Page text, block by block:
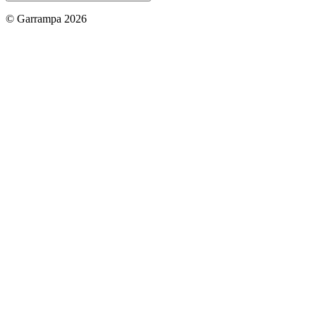
© Garrampa 2026